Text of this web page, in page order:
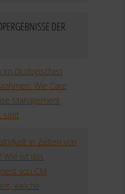
DER
im ökologischen
Wie Care
Management
sind
in Zeiten von
Wie ist das
von CM
welche